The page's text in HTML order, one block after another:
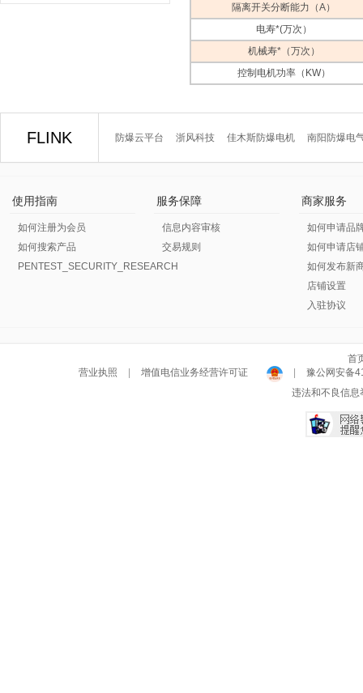
隔离开关分断能力（A）
电寿*(万次）
机械寿*（万次）
控制电机功率（KW）
FLINK 防爆云平台 浙风科技 佳木斯防爆电机 南阳防爆电
使用指南
如何注册为会员
如何搜索产品
PENTEST_SECURITY_RESEARCH
服务保障
信息内容审核
交易规则
商家服务
如何申请品
如何申请店
如何发布新
店铺设置
入驻协议
首
营业执照
增值电信业务经营许可证
豫公网安备
违法和不良信